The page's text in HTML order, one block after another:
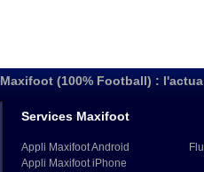
Maxifoot (100% Football) :
Services Maxifoot
Appli Maxifoot Android
Appli Maxifoot iPhone